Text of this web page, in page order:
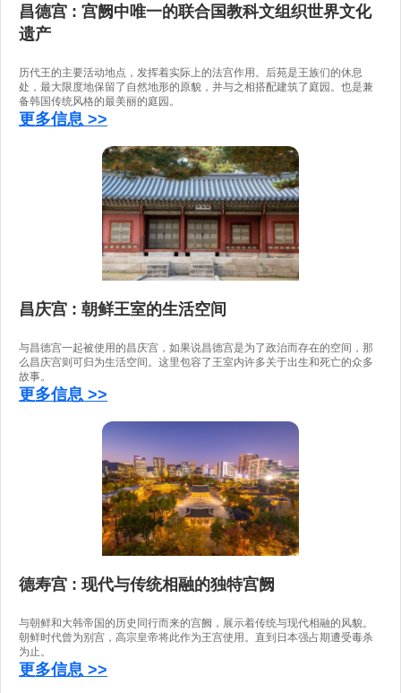
昌德宫 : 宫阙中唯一的联合国教科文组织世界文化
遗产
历代王的主要活动地点，发挥着实际上的法宫作用。后苑是王族们的休息
处，最大限度地保留了自然地形的原貌，并与之相搭配建筑了庭园。也是兼
备韩国传统风格的最美丽的庭园。
更多信息 >>
昌庆宫 : 朝鲜王室的生活空间
与昌德宫一起被使用的昌庆宫，如果说昌德宫是为了政治而存在的空间，那
么昌庆宫则可归为生活空间。这里包容了王室内许多关于出生和死亡的众多
故事。
更多信息 >>
德寿宫 : 现代与传统相融的独特宫阙
与朝鲜和大韩帝国的历史同行而来的宫阙，展示着传统与现代相融的风貌。
朝鲜时代曾为别宫，高宗皇帝将此作为王宫使用。直到日本强占期遭受毒杀
为止。
更多信息 >>